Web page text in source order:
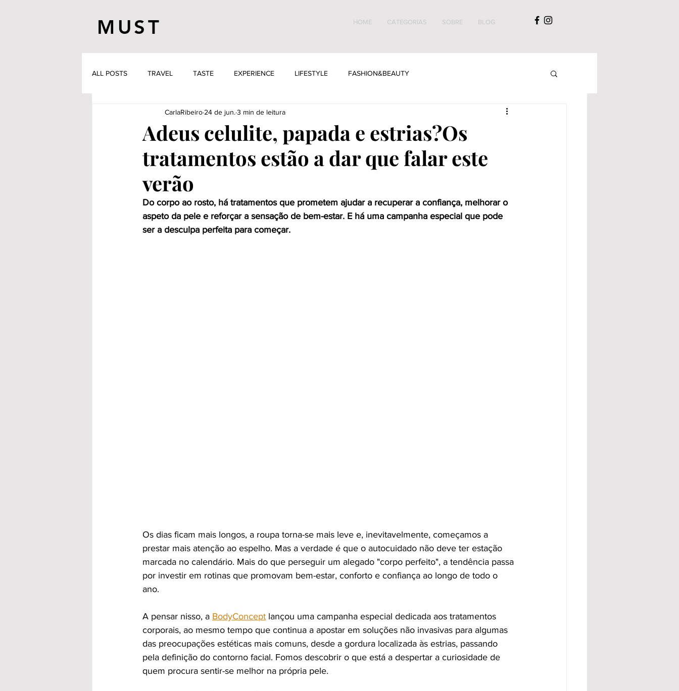
MUST HOME CATEGORIAS SOBRE BLOG
ALL POSTS TRAVEL TASTE EXPERIENCE LIFESTYLE FASHION&BEAUTY
Adeus celulite, papada e estrias?Os
tratamentos estão a dar que falar este
verão
CarlaRibeiro 24 de jun. 3 min de leitura
Do corpo ao rosto, há tratamentos que prometem ajudar a recuperar a confiança, melhorar o
aspeto da pele e reforçar a sensação de bem-estar. E há uma campanha especial que pode
ser a desculpa perfeita para começar.
Os dias ficam mais longos, a roupa torna-se mais leve e, inevitavelmente, começamos a
prestar mais atenção ao espelho. Mas a verdade é que o autocuidado não deve ter estação
marcada no calendário. Mais do que perseguir um alegado "corpo perfeito", a tendência passa
por investir em rotinas que promovam bem-estar, conforto e confiança ao longo de todo o
ano.
A pensar nisso, a BodyConcept lançou uma campanha especial dedicada aos tratamentos
corporais, ao mesmo tempo que continua a apostar em soluções não invasivas para algumas
das preocupações estéticas mais comuns, desde a gordura localizada às estrias, passando
pela definição do contorno facial. Fomos descobrir o que está a despertar a curiosidade de
quem procura sentir-se melhor na própria pele.